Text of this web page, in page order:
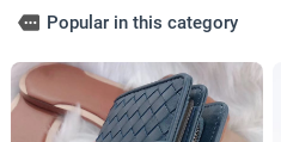
more Popular in this category